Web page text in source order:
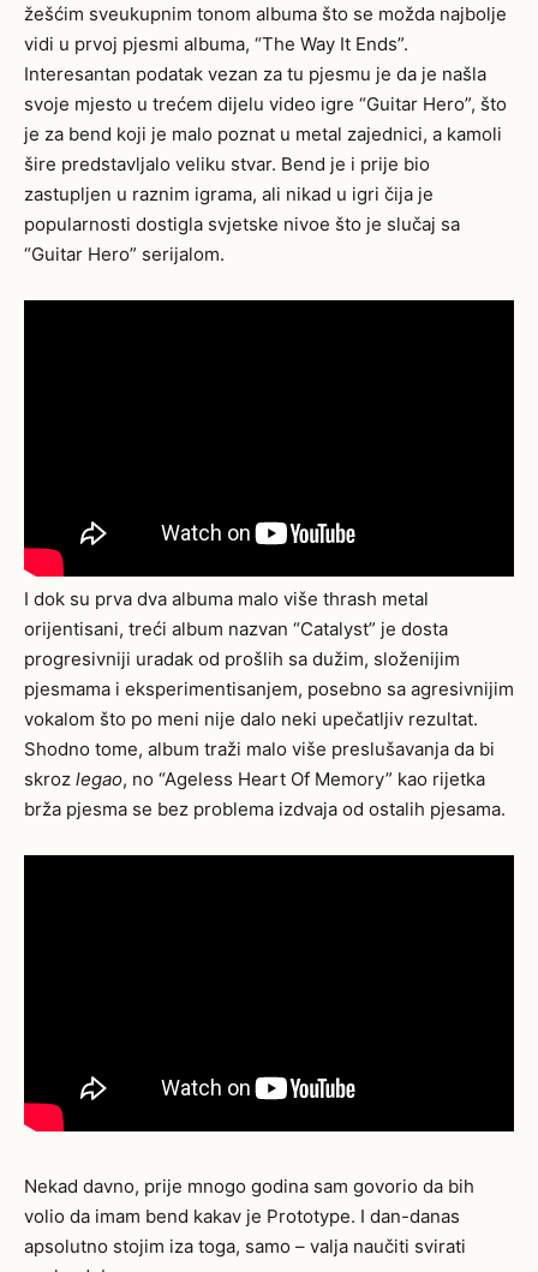
žešćim sveukupnim tonom albuma što se možda najbolje
vidi u prvoj pjesmi albuma, “The Way It Ends”.
Interesantan podatak vezan za tu pjesmu je da je našla
svoje mjesto u trećem dijelu video igre “Guitar Hero”, što
je za bend koji je malo poznat u metal zajednici, a kamoli
šire predstavljalo veliku stvar. Bend je i prije bio
zastupljen u raznim igrama, ali nikad u igri čija je
popularnosti dostigla svjetske nivoe što je slučaj sa
“Guitar Hero” serijalom.
I dok su prva dva albuma malo više thrash metal
orijentisani, treći album nazvan “Catalyst” je dosta
progresivniji uradak od prošlih sa dužim, složenijim
pjesmama i eksperimentisanjem, posebno sa agresivnijim
vokalom što po meni nije dalo neki upečatljiv rezultat.
Shodno tome, album traži malo više preslušavanja da bi
skroz legao, no “Ageless Heart Of Memory” kao rijetka
brža pjesma se bez problema izdvaja od ostalih pjesama.
Nekad davno, prije mnogo godina sam govorio da bih
volio da imam bend kakav je Prototype. I dan-danas
apsolutno stojim iza toga, samo – valja naučiti svirati